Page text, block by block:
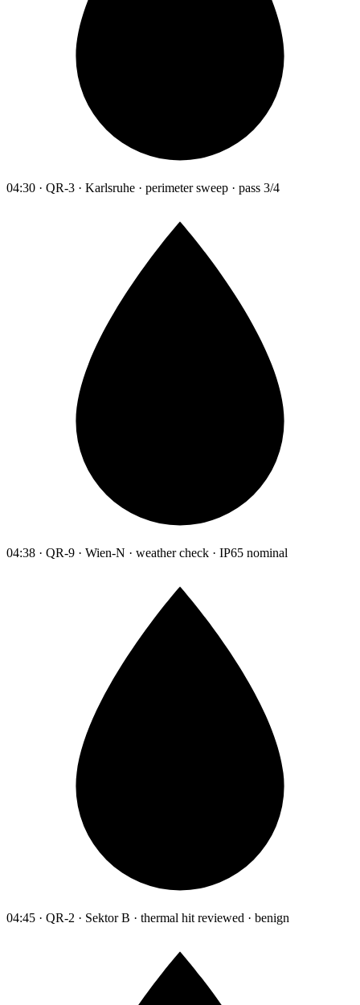
04:30 · QR-3 · Karlsruhe · perimeter sweep · pass 3/4
04:38 · QR-9 · Wien-N · weather check · IP65 nominal
04:45 · QR-2 · Sektor B · thermal hit reviewed · benign